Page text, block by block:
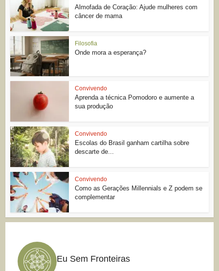
Almofada de Coração: Ajude mulheres com
câncer de mama
Filosofia
Onde mora a esperança?
Convivendo
Aprenda a técnica Pomodoro e aumente a
sua produção
Convivendo
Escolas do Brasil ganham cartilha sobre
descarte de...
Convivendo
Como as Gerações Millennials e Z podem se
complementar
Eu Sem Fronteiras